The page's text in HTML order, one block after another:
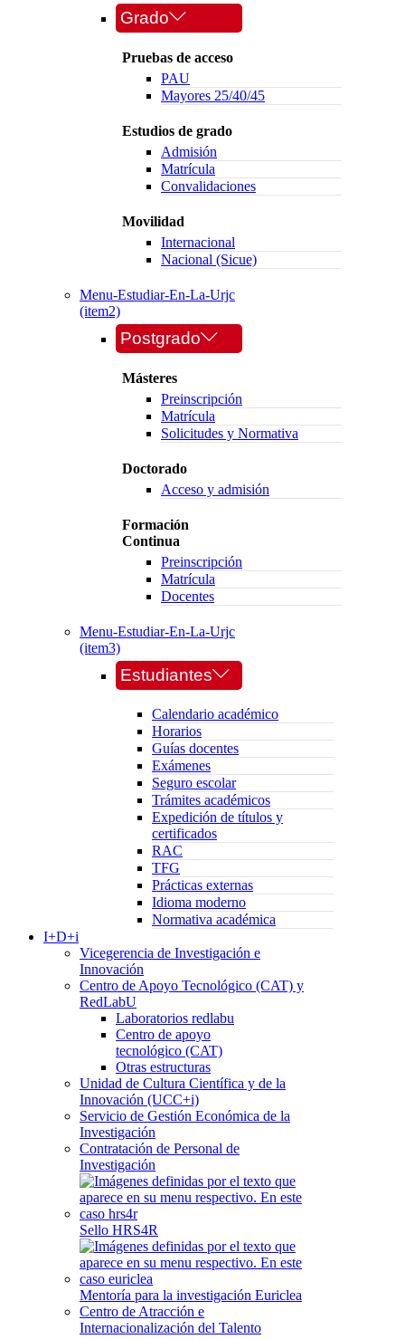
Grado
Pruebas de acceso
PAU
Mayores 25/40/45
Estudios de grado
Admisión
Matrícula
Convalidaciones
Movilidad
Internacional
Nacional (Sicue)
Menu-Estudiar-En-La-Urjc
(item2)
Postgrado
Másteres
Preinscripción
Matrícula
Solicitudes y Normativa
Doctorado
Acceso y admisión
Formación
Continua
Preinscripción
Matrícula
Docentes
Menu-Estudiar-En-La-Urjc
(item3)
Estudiantes
Calendario académico
Horarios
Guías docentes
Exámenes
Seguro escolar
Trámites académicos
Expedición de títulos y
certificados
RAC
TFG
Prácticas externas
Idioma moderno
Normativa académica
I+D+i
Vicegerencia de Investigación e
Innovación
Centro de Apoyo Tecnológico (CAT) y
RedLabU
Laboratorios redlabu
Centro de apoyo
tecnológico (CAT)
Otras estructuras
Unidad de Cultura Científica y de la
Innovación (UCC+i)
Servicio de Gestión Económica de la
Investigación
Contratación de Personal de
Investigación
Sello HRS4R
Mentoría para la investigación Euriclea
Centro de Atracción e
Internacionalización del Talento